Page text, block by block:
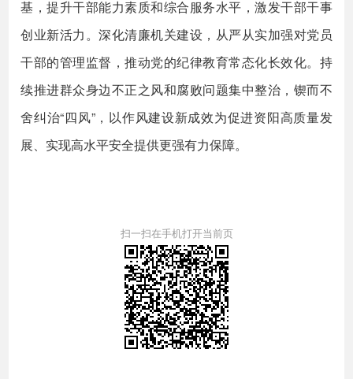
基，提升干部能力素质和综合服务水平，激发干部干事
创业新活力。深化清廉机关建设，从严从实加强对党员
干部的管理监督，推动党的纪律教育常态化长效化。持
续推进群众身边不正之风和腐败问题集中整治，锲而不
舍纠治“四风”，以作风建设新成效为促进资阳高质量发
展、实现高水平安全提供更强有力保障。
扫一扫在手机打开当前页